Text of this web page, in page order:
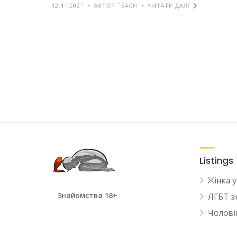
12.11.2021 АВТОР TEACH ЧИТАТИ ДАЛІ
Знайомства 18+
Listings
Жінка
ЛГБТ